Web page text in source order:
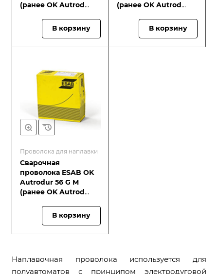
(ранее OK Autrod
В корзину
(ранее OK Autrod
В корзину
Проволока для наплавки
Сварочная
проволока ESAB OK
Autrodur 56 G M
(ранее OK Autrod
В корзину
Наплавочная проволока используется для
полуавтоматов с принципом электродуговой